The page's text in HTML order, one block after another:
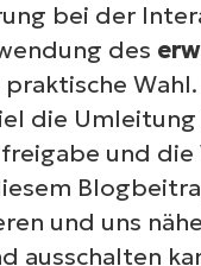
mit dem
erweiterten
bei der
des
die
und die
und uns
ausschalten